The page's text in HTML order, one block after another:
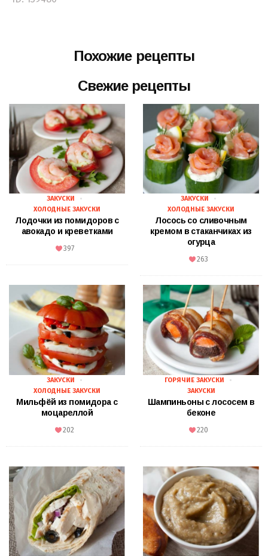
Похожие рецепты
Свежие рецепты
ЗАКУСКИ
ХОЛОДНЫЕ ЗАКУСКИ
Лодочки из помидоров с
авокадо и креветками
397
ЗАКУСКИ
ХОЛОДНЫЕ ЗАКУСКИ
Лосось со сливочным
кремом в стаканчиках из
огурца
263
ЗАКУСКИ
ХОЛОДНЫЕ ЗАКУСКИ
Мильфёй из помидора с
моцареллой
202
ГОРЯЧИЕ ЗАКУСКИ
ЗАКУСКИ
Шампиньоны с лососем в
беконе
220